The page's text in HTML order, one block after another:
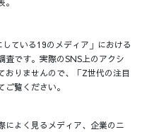
ている19のメディア」における
査です。実際のSNS上のアクシ
おりませんので、「Z世代の注目
覧ください。
によく見るメディア、企業のニ